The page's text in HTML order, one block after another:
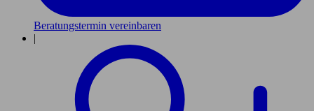
Beratungstermin vereinbaren
|